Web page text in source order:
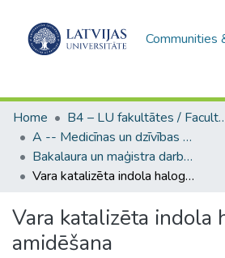
Communities
Home
B4 – LU
A -- Medicīnas un dzīvības zinātņu fakultāte / Faculty of Medicine and Life Sciences
Bakalaura un maģistra darbi (MDZF) / Bachelor's and Master's theses
Vara katalizēta indola halogenīdu amidēšana
Vara katalizēta indola
amidēšana